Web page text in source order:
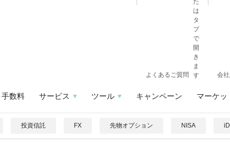
よくあるご質問 会
手数料 サービス ツール キャンペーン マーケッ
投資信託 FX 先物オプション NISA